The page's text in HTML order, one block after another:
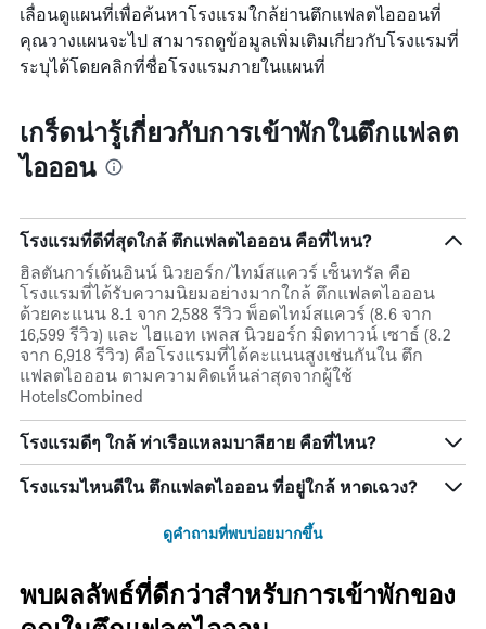
เลื่อนดูแผนที่เพื่อค้นหาโรงแรมใกล้ย่านตึกแฟลตไอออนที่
คุณวางแผนจะไป สามารถดูข้อมูลเพิ่มเติมเกี่ยวกับโรงแรมที่
ระบุได้โดยคลิกที่ชื่อโรงแรมภายในแผนที่
เกร็ดน่ารู้เกี่ยวกับการเข้าพักในตึกแฟลต
ไอออน
โรงแรมที่ดีที่สุดใกล้ ตึกแฟลตไอออน คือที่ไหน?
ฮิลตันการ์เด้นอินน์ นิวยอร์ก/ไทม์สแควร์ เซ็นทรัล คือ
โรงแรมที่ได้รับความนิยมอย่างมากใกล้ ตึกแฟลตไอออน
ด้วยคะแนน 8.1 จาก 2,588 รีวิว พ็อดไทม์สแควร์ (8.6 จาก
16,599 รีวิว) และ ไฮแอท เพลส นิวยอร์ก มิดทาวน์ เซาธ์ (8.2
จาก 6,918 รีวิว) คือโรงแรมที่ได้คะแนนสูงเช่นกันใน ตึก
แฟลตไอออน ตามความคิดเห็นล่าสุดจากผู้ใช้
HotelsCombined
โรงแรมดีๆ ใกล้ ท่าเรือแหลมบาลีฮาย คือที่ไหน?
โรงแรมไหนดีใน ตึกแฟลตไอออน ที่อยู่ใกล้ หาดเฉวง?
ดูคำถามที่พบบ่อยมากขึ้น
พบผลลัพธ์ที่ดีกว่าสำหรับการเข้าพักของ